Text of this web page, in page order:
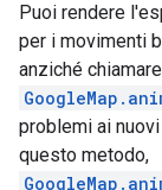
Puoi rendere
per i movimenti
anziché chiamare
problemi ai
questo metodo,